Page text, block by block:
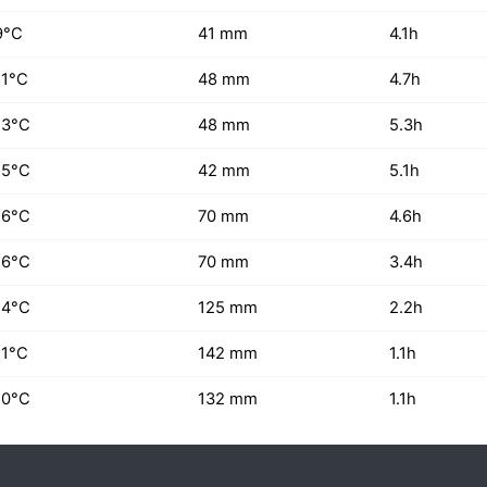
41 mm 4.1h
48 mm 4.7h
48 mm 5.3h
42 mm 5.1h
70 mm 4.6h
70 mm 3.4h
125 mm 2.2h
142 mm 1.1h
132 mm 1.1h